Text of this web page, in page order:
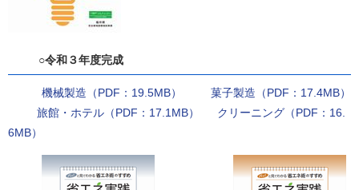
○令和３年度完成
機械製造（PDF：19.5MB）
菓子製造（PDF：17.4MB）
旅館・ホテル（PDF：17.1MB）
クリーニング（PDF：16.
6MB）